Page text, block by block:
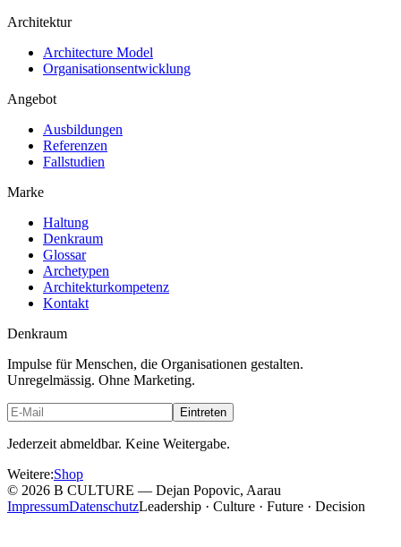
Architektur
Architecture Model
Organisationsentwicklung
Angebot
Ausbildungen
Referenzen
Fallstudien
Marke
Haltung
Denkraum
Glossar
Archetypen
Architekturkompetenz
Kontakt
Denkraum
Impulse für Menschen, die Organisationen gestalten.
Unregelmässig. Ohne Marketing.
Eintreten
Jederzeit abmeldbar. Keine Weitergabe.
Weitere:Shop
© 2026 B CULTURE — Dejan Popovic, Aarau
ImpressumDatenschutzLeadership · Culture · Future · Decision